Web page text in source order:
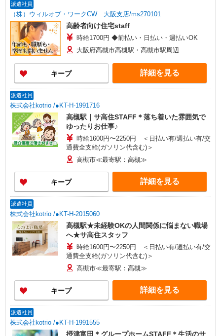
派遣社員
（株）ウィルオブ・ワークCW 大阪支店/ms270101
高齢者向け住宅staff
時給1700円 ◆前払い・日払い・週払いOK
大阪府高槻市高槻駅・高槻市駅周辺
キープ 詳細を見る
派遣社員
株式会社kotrio /●KT-H-1991716
高槻駅｜サ高住STAFF＊落ち着いた雰囲気で
ゆったりお仕事♪
時給1600円〜2250円 ＜日払い有/週払い有/交
通費全支給(ガソリン代含む)＞
高槻市≪最寄駅：高槻≫
キープ 詳細を見る
派遣社員
株式会社kotrio /●KT-H-2015060
高槻駅★未経験OKの人間関係に悩まない職場
へ★サ高住スタッフ
時給1600円〜2250円 ＜日払い有/週払い有/交
通費全支給(ガソリン代含む)＞
高槻市≪最寄駅：高槻≫
キープ 詳細を見る
派遣社員
株式会社kotrio /●KT-H-1991555
摂津富田＊グループホームSTAFF＊生活のサ